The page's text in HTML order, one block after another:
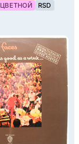
ЦВЕТНОЙ
RSD